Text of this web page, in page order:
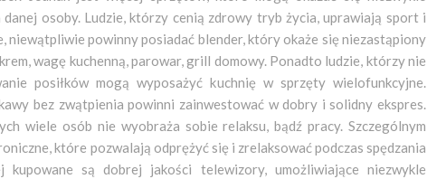
osoby. Ludzie, którzy cenią zdrowy tryb życia, uprawiają sport i
niewątpliwie powinny posiadać blender, który okaże się niezastąpiony
wagę kuchenną, parowar, grill domowy. Ponadto ludzie, którzy nie
posiłków mogą wyposażyć kuchnię w sprzęty wielofunkcyjne.
bez zwątpienia powinni zainwestować w dobry i solidny ekspres.
wiele osób nie wyobraża sobie relaksu, bądź pracy. Szczególnym
które pozwalają odprężyć się i zrelaksować podczas spędzania
są dobrej jakości telewizory, umożliwiające niezwykle